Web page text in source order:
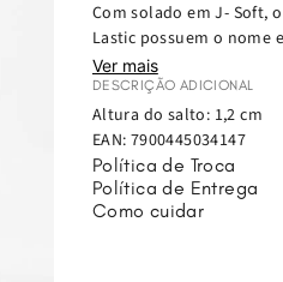
Com solado em J- Soft,
Lastic possuem o nome
Ver mais
DESCRIÇÃO ADICIONAL
Altura do salto: 1,2 cm
EAN: 7900445034147
Política de Troca
Política de Entrega
Como cuidar